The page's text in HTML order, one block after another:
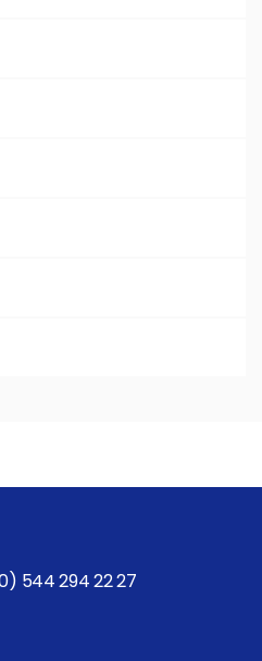
544 294 22 27